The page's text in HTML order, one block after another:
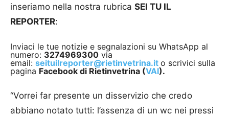
inseriamo nella nostra rubrica SEI TU IL
REPORTER:
Inviaci le tue notizie e segnalazioni su WhatsApp al
numero: 3274969300 via
email: seituilreporter@rietinvetrina.it o scrivici sulla
pagina Facebook di Rietinvetrina (VAI).
“Vorrei far presente un disservizio che credo
abbiano notato tutti: l’assenza di un wc nei pressi